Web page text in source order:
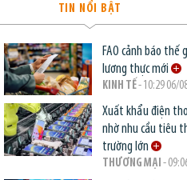
TIN NỔI BẬT
FAO cảnh báo
lương thực mới
KINH TẾ- 10:29 06/
Xuất khẩu điện
nhờ nhu cầu tiêu
trường lớn
THƯƠNG MẠI -